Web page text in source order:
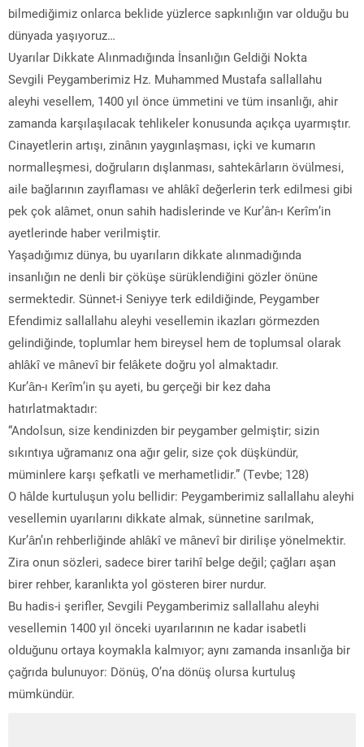
bilmediğimiz onlarca beklide yüzlerce sapkınlığın var olduğu bu
dünyada yaşıyoruz…
Uyarılar Dikkate Alınmadığında İnsanlığın Geldiği Nokta
Sevgili Peygamberimiz Hz. Muhammed Mustafa sallallahu
aleyhi vesellem, 1400 yıl önce ümmetini ve tüm insanlığı, ahir
zamanda karşılaşılacak tehlikeler konusunda açıkça uyarmıştır.
Cinayetlerin artışı, zinânın yaygınlaşması, içki ve kumarın
normalleşmesi, doğruların dışlanması, sahtekârların övülmesi,
aile bağlarının zayıflaması ve ahlâkî değerlerin terk edilmesi gibi
pek çok alâmet, onun sahih hadislerinde ve Kur’ân-ı Kerîm’in
ayetlerinde haber verilmiştir.
Yaşadığımız dünya, bu uyarıların dikkate alınmadığında
insanlığın ne denli bir çöküşe sürüklendiğini gözler önüne
sermektedir. Sünnet-i Seniyye terk edildiğinde, Peygamber
Efendimiz sallallahu aleyhi vesellemin ikazları görmezden
gelindiğinde, toplumlar hem bireysel hem de toplumsal olarak
ahlâkî ve mânevî bir felâkete doğru yol almaktadır.
Kur’ân-ı Kerîm’in şu ayeti, bu gerçeği bir kez daha
hatırlatmaktadır:
“Andolsun, size kendinizden bir peygamber gelmiştir; sizin
sıkıntıya uğramanız ona ağır gelir, size çok düşkündür,
müminlere karşı şefkatli ve merhametlidir.” (Tevbe; 128)
O hâlde kurtuluşun yolu bellidir: Peygamberimiz sallallahu aleyhi
vesellemin uyarılarını dikkate almak, sünnetine sarılmak,
Kur’ân’ın rehberliğinde ahlâkî ve mânevî bir dirilişe yönelmektir.
Zira onun sözleri, sadece birer tarihî belge değil; çağları aşan
birer rehber, karanlıkta yol gösteren birer nurdur.
Bu hadis-i şerifler, Sevgili Peygamberimiz sallallahu aleyhi
vesellemin 1400 yıl önceki uyarılarının ne kadar isabetli
olduğunu ortaya koymakla kalmıyor; aynı zamanda insanlığa bir
çağrıda bulunuyor: Dönüş, O’na dönüş olursa kurtuluş
mümkündür.